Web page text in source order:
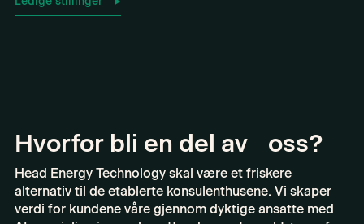
Hvorfor bli en del av oss?
Head Energy Technology skal være et friskere
alternativ til de etablerte konsulenthusene. Vi skaper
verdi for kundene våre gjennom dyktige ansatte med